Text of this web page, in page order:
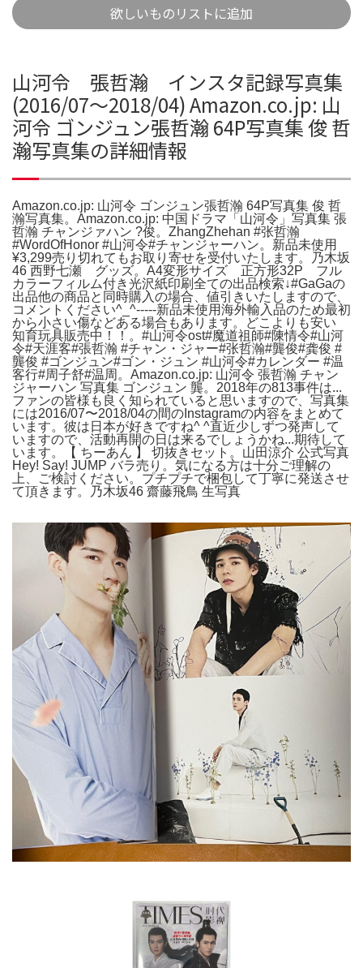
欲しいものリストに追加
山河令 張哲瀚 インスタ記録写真集
(2016/07〜2018/04) Amazon.co.jp: 山
河令 ゴンジュン張哲瀚 64P写真集 俊 哲
瀚写真集の詳細情報
Amazon.co.jp: 山河令 ゴンジュン張哲瀚 64P写真集 俊 哲
瀚写真集。Amazon.co.jp: 中国ドラマ「山河令」写真集 張
哲瀚 チャンジァハン ?俊。ZhangZhehan #张哲瀚
#WordOfHonor #山河令#チャンジャーハン。新品未使用
¥3,299売り切れてもお取り寄せを受付いたします。乃木坂
46 西野七瀬 グッズ。A4変形サイズ 正方形32P フル
カラーフィルム付き光沢紙印刷全ての出品検索↓#GaGaの
出品他の商品と同時購入の場合、値引きいたしますので、
コメントください^_^-----新品未使用海外輸入品のため最初
から小さい傷などある場合もあります。どこよりも安い
知育玩具販売中！！。#山河令ost#魔道祖師#陳情令#山河
令#天涯客#張哲瀚 #チャン・ジャー#张哲瀚#龔俊#龚俊 #
龔俊 #ゴンジュン#ゴン・ジュン #山河令#カレンダー #温
客行#周子舒#温周。Amazon.co.jp: 山河令 張哲瀚 チャン
ジャーハン 写真集 ゴンジュン 龔。2018年の813事件は...
ファンの皆様も良く知られていると思いますので、写真集
には2016/07〜2018/04の間のInstagramの内容をまとめて
います。彼は日本が好きですね^ ^直近少しずつ発声して
いますので、活動再開の日は来るでしょうかね...期待して
います。【 ちーあん 】 切抜きセット。山田涼介 公式写真
Hey! Say! JUMP バラ売り。気になる方は十分ご理解の
上、ご検討ください。プチプチで梱包して丁寧に発送させ
て頂きます。乃木坂46 齋藤飛鳥 生写真